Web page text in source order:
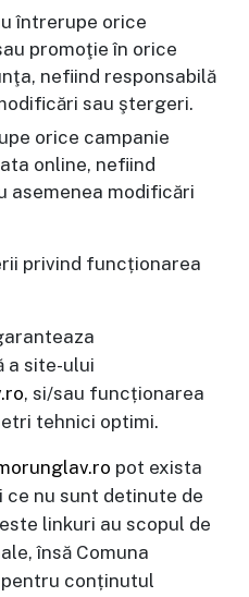
întrerupe orice
promoţie în orice
nefiind responsabilă
sau ştergeri.
orice campanie
online, nefiind
asemenea modificări
privind funcționarea
a site-ului
, si/sau funcționarea
tehnici optimi.
pot exista
nu sunt detinute de
linkuri au scopul de
însă Comuna
conținutul